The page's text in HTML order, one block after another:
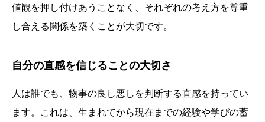
値観を押し付けあうことなく、それぞれの考え方を尊重
し合える関係を築くことが大切です。
自分の直感を信じることの大切さ
人は誰でも、物事の良し悪しを判断する直感を持ってい
ます。これは、生まれてから現在までの経験や学びの蓄